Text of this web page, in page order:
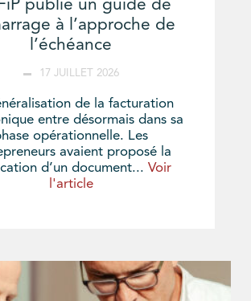
publie un guide de
à l’approche de
l’échéance
17 JUILLET 2026
de la facturation
entre désormais dans sa
opérationnelle. Les
avaient proposé la
d’un document... Voir
l'article